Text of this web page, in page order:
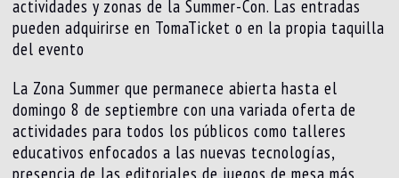
actividades y zonas de la Summer-Con. Las entradas
pueden adquirirse en TomaTicket o en la propia taquilla
del evento
La Zona Summer que permanece abierta hasta el
domingo 8 de septiembre con una variada oferta de
actividades para todos los públicos como talleres
educativos enfocados a las nuevas tecnologías,
presencia de las editoriales de juegos de mesa más